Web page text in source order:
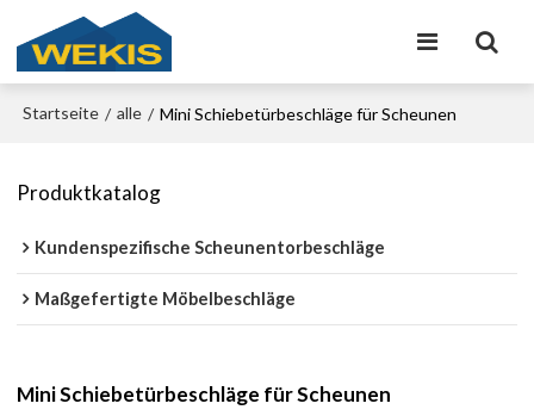
Startseite / alle / Mini Schiebetürbeschläge für Scheunen
Produktkatalog
Kundenspezifische Scheunentorbeschläge
Maßgefertigte Möbelbeschläge
Mini Schiebetürbeschläge für Scheunen